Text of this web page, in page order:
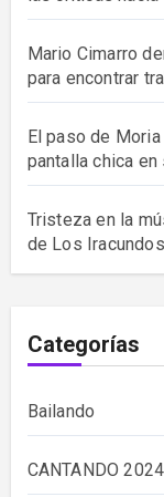
Mario Cimarro
para encontrar
El paso de
pantalla chica en
Tristeza en la
de Los Iracundos
Categorías
Bailando
CANTANDO 2024